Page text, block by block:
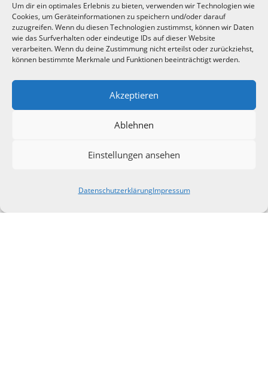
Um dir ein optimales Erlebnis zu bieten, verwenden wir Technologien wie
Cookies, um Geräteinformationen zu speichern und/oder darauf
zuzugreifen. Wenn du diesen Technologien zustimmst, können wir Daten
wie das Surfverhalten oder eindeutige IDs auf dieser Website
verarbeiten. Wenn du deine Zustimmung nicht erteilst oder zurückziehst,
können bestimmte Merkmale und Funktionen beeinträchtigt werden.
Akzeptieren
Ablehnen
Einstellungen ansehen
DatenschutzerklärungImpressum